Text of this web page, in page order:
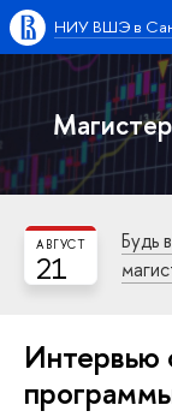
НИУ ВШЭ в
21
АВГУСТ
Будь
Интервью